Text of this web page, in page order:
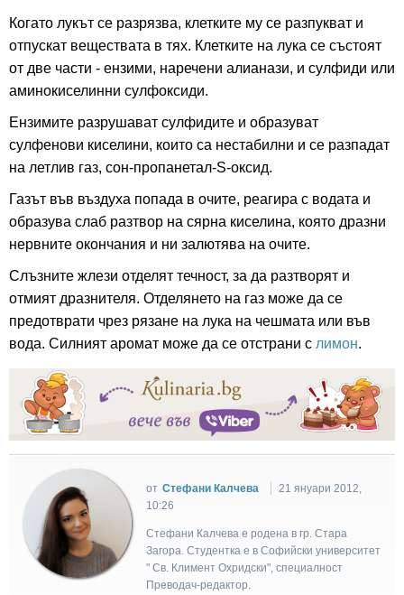
Когато лукът се разрязва, клетките му се разпукват и
отпускат веществата в тях. Клетките на лука се състоят
от две части - ензими, наречени алианази, и сулфиди или
аминокиселинни сулфоксиди.
Ензимите разрушават сулфидите и образуват
сулфенови киселини, които са нестабилни и се разпадат
на летлив газ, сон-пропанетал-S-оксид.
Газът във въздуха попада в очите, реагира с водата и
образува слаб разтвор на сярна киселина, която дразни
нервните окончания и ни залютява на очите.
Слъзните жлези отделят течност, за да разтворят и
отмият дразнителя. Отделянето на газ може да се
предотврати чрез рязане на лука на чешмата или във
вода. Силният аромат може да се отстрани с лимон.
от Стефани Калчева
21 януари 2012,
10:26
Стефани Калчева е родена в гр. Стара
Загора. Студентка е в Софийски университет
" Св. Климент Охридски", специалност
Преводач-редактор.